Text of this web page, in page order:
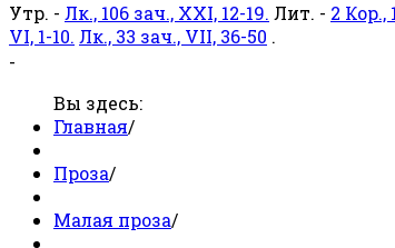
Утр. - Лк., 106 зач., XXI, 12-19. Лит. - 2 Кор.,
VI, 1-10. Лк., 33 зач., VII, 36-50 .
-
Вы здесь:
Главная/
Проза/
Малая проза/